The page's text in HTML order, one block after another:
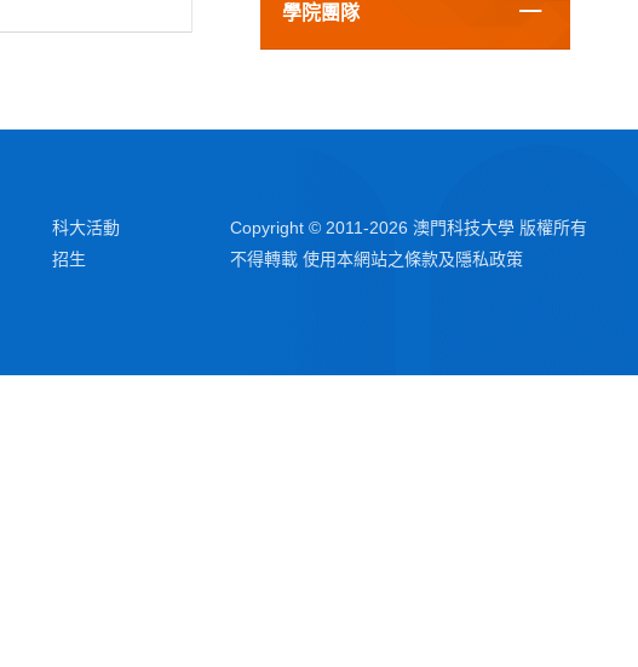
學院團隊
科大活動
招生
Copyright © 2011-2026 澳門科技大學 版權所有
不得轉載 使用本網站之條款及隱私政策